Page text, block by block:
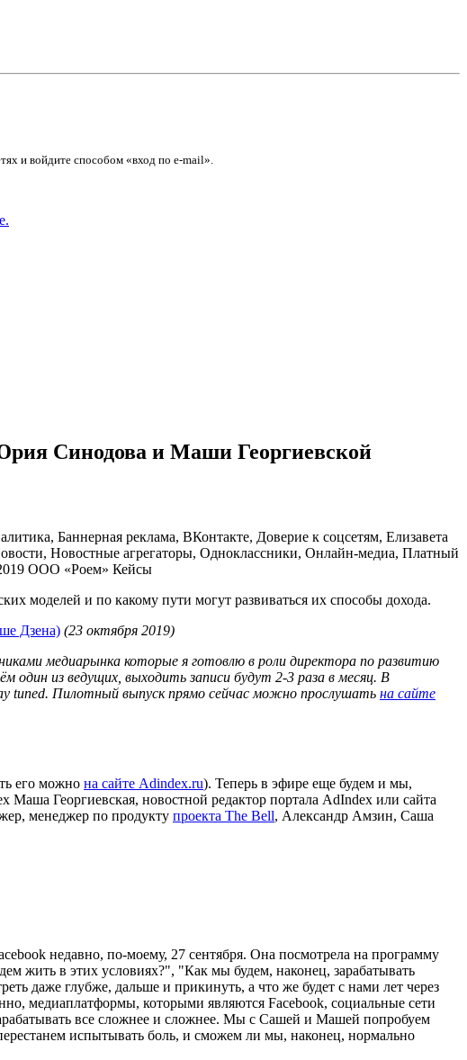
и войдите способом «вход по e-mail».
Синодова и Маши Георгиевской
Баннерная реклама, ВКонтакте, Доверие к соцсетям, Елизавета
Новостные агрегаторы, Одноклассники, Онлайн-медиа, Платный
ООО «Роем» Кейсы
моделей и по какому пути могут развиваться их способы дохода.
Дзена) (23 октября 2019)
медиарынка которые я готовлю в роли директора по развитию
один из ведущих, выходить записи будут 2-3 раза в месяц. В
tuned. Пилотный выпуск прямо сейчас можно прослушать на сайте
его можно на сайте Adindex.ru). Теперь в эфире еще будем и мы,
Георгиевская, новостной редактор портала AdIndex или сайта
менеджер по продукту проекта The Bell, Александр Амзин, Саша
недавно, по-моему, 27 сентября. Она посмотрела на программу
жить в этих условиях?", "Как мы будем, наконец, зарабатывать
даже глубже, дальше и прикинуть, а что же будет с нами лет через
медиаплатформы, которыми являются Facebook, социальные сети
все сложнее и сложнее. Мы с Сашей и Машей попробуем
испытывать боль, и сможем ли мы, наконец, нормально